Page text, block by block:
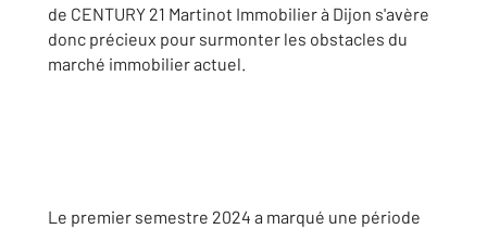
de CENTURY 21 Martinot Immobilier à Dijon s'avère
donc précieux pour surmonter les obstacles du
marché immobilier actuel.
Le premier semestre 2024 a marqué une période